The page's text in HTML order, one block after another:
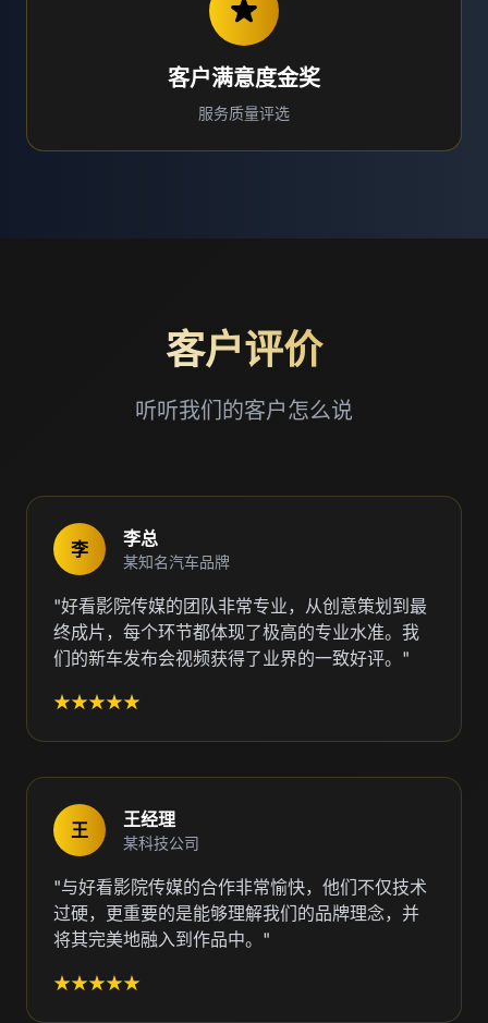
客户满意度金奖
服务质量评选
客户评价
听听我们的客户怎么说
李 李总
某知名汽车品牌
"好看影院传媒的团队非常专业，从创意策划到最
终成片，每个环节都体现了极高的专业水准。我
们的新车发布会视频获得了业界的一致好评。"
★★★★★
王 王经理
某科技公司
"与好看影院传媒的合作非常愉快，他们不仅技术
过硬，更重要的是能够理解我们的品牌理念，并
将其完美地融入到作品中。"
★★★★★